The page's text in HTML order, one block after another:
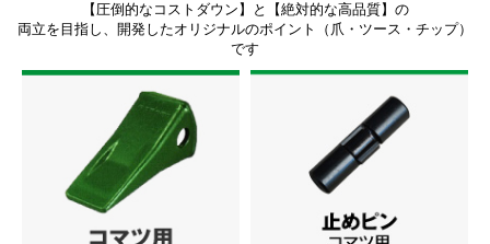
【圧倒的なコストダウン】と【絶対的な高品質】の
両立を目指し、開発したオリジナルのポイント（爪・ツース・チップ）
です